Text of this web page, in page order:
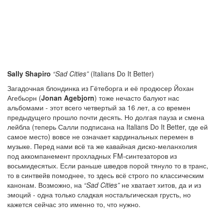
Sally Shapiro “Sad Cities”(Italians Do It Better)
Загадочная блондинка из Гётеборга и её продюсер Йохан
Агебьорн (Jonan Agebjorn) тоже нечасто балуют нас
альбомами - этот всего четвертый за 16 лет, а со времен
предыдущего прошло почти десять. Но долгая пауза и смена
лейбла (теперь Салли подписана на Italians Do It Better, где ей
самое место) вовсе не означает кардинальных перемен в
музыке. Перед нами всё та же кавайная диско-меланхолия
под аккомпанемент прохладных FM-синтезаторов из
восьмидесятых. Если раньше шведов порой тянуло то в транс,
то в синтвейв помоднее, то здесь всё строго по классическим
канонам. Возможно, на “Sad Cities”не хватает хитов, да и из
эмоций - одна только сладкая ностальгическая грусть, но
кажется сейчас это именно то, что нужно.